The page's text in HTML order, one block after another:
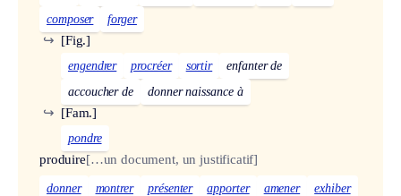
composer
forger
[Fig.]
↪
engendrer procréer sortir
enfanter de
accoucher de
donner naissance à
[Fam.]
↪
pondre
produire[…un document, un justificatif]
donner montrer présenter apporter amener
exhiber